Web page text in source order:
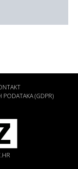
PODATAKA (GDPR)